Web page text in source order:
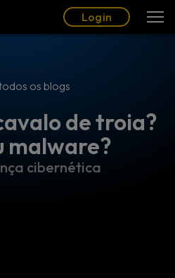
Login
os blogs
de troia?
malware?
cibernética